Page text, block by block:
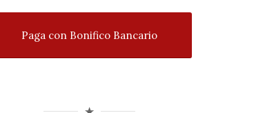
Paga con Bonifico Bancario